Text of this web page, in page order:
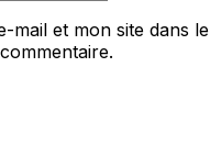
mail et mon site dans le